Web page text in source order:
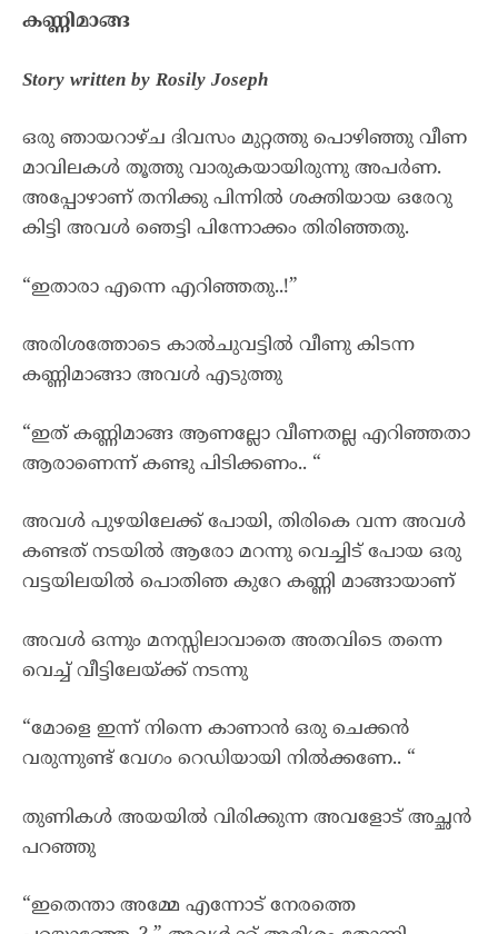
കണ്ണിമാങ്ങ
Story written by Rosily Joseph
ഒരു ഞായറാഴ്ച ദിവസം മുറ്റത്തു പൊഴിഞ്ഞു വീണ
മാവിലകൾ തൂത്തു വാരുകയായിരുന്നു അപർണ.
അപ്പോഴാണ് തനിക്കു പിന്നിൽ ശക്തിയായ ഒരേറു
കിട്ടി അവൾ ഞെട്ടി പിന്നോക്കം തിരിഞ്ഞതു.
“ഇതാരാ എന്നെ എറിഞ്ഞതു..!”
അരിശത്തോടെ കാൽചുവട്ടിൽ വീണു കിടന്ന
കണ്ണിമാങ്ങാ അവൾ എടുത്തു
“ഇത് കണ്ണിമാങ്ങ ആണല്ലോ വീണതല്ല എറിഞ്ഞതാ
ആരാണെന്ന് കണ്ടു പിടിക്കണം.. “
അവൾ പുഴയിലേക്ക് പോയി, തിരികെ വന്ന അവൾ
കണ്ടത് നടയിൽ ആരോ മറന്നു വെച്ചിട് പോയ ഒരു
വട്ടയിലയിൽ പൊതിഞ കുറേ കണ്ണി മാങ്ങായാണ്
അവൾ ഒന്നും മനസ്സിലാവാതെ അതവിടെ തന്നെ
വെച്ച് വീട്ടിലേയ്ക്ക് നടന്നു
“മോളെ ഇന്ന് നിന്നെ കാണാൻ ഒരു ചെക്കൻ
വരുന്നുണ്ട് വേഗം റെഡിയായി നിൽക്കണേ.. “
തുണികൾ അയയിൽ വിരിക്കുന്ന അവളോട് അച്ഛൻ
പറഞ്ഞു
“ഇതെന്താ അമ്മേ എന്നോട് നേരത്തെ